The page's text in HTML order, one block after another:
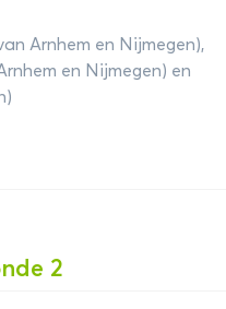
Arnhem en Nijmegen),
en Nijmegen) en
2